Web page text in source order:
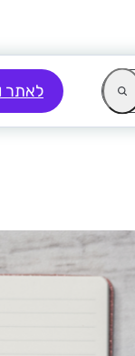
לאתר